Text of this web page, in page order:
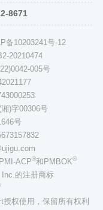
8671
备10203241号-12
20210474
005号
)字00306号
号
ACP®和PMBOK®
的注册商标
权使用，保留所有权利